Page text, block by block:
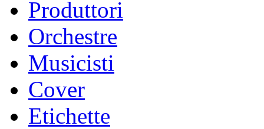
Produttori
Orchestre
Musicisti
Cover
Etichette